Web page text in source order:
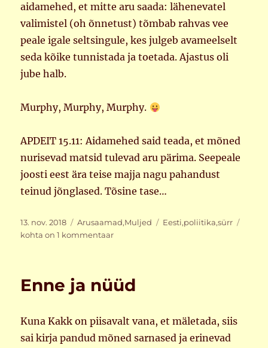
aidamehed, et mitte aru saada: lähenevatel
valimistel (oh õnnetust) tõmbab rahvas vee
peale igale seltsingule, kes julgeb avameelselt
seda kõike tunnistada ja toetada. Ajastus oli
jube halb.
Murphy, Murphy, Murphy.
APDEIT 15.11: Aidamehed said teada, et mõned
nurisevad matsid tulevad aru pärima. Seepeale
joosti eest ära teise majja nagu pahandust
teinud jõnglased. Tõsine tase…
Postitatud
13. nov. 2018 Rubriigid
Arusaamad,Muljed Sildid
Eesti,poliitika,sürr
kohta on 1 kommentaar
Enne ja nüüd
Kuna Kakk on piisavalt vana, et mäletada, siis
sai kirja pandud mõned sarnased ja erinevad